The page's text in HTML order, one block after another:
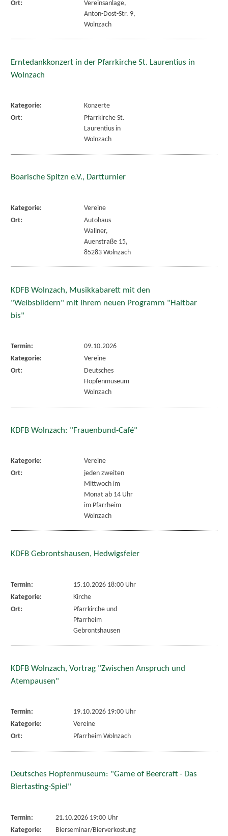
Ort:
Vereinsanlage,
Anton-Dost-Str. 9,
Wolnzach
Erntedankkonzert in der Pfarrkirche St. Laurentius in
Wolnzach
Kategorie:
Konzerte
Ort:
Pfarrkirche St.
Laurentius in
Wolnzach
Boarische Spitzn e.V., Dartturnier
Kategorie:
Vereine
Ort:
Autohaus
Wallner,
Auenstraße 15,
85283 Wolnzach
KDFB Wolnzach, Musikkabarett mit den
"Weibsbildern" mit ihrem neuen Programm "Haltbar
bis"
Termin:
09.10.2026
Kategorie:
Vereine
Ort:
Deutsches
Hopfenmuseum
Wolnzach
KDFB Wolnzach: "Frauenbund-Café"
Kategorie:
Vereine
Ort:
jeden zweiten
Mittwoch im
Monat ab 14 Uhr
im Pfarrheim
Wolnzach
KDFB Gebrontshausen, Hedwigsfeier
Termin:
15.10.2026 18:00 Uhr
Kategorie:
Kirche
Ort:
Pfarrkirche und
Pfarrheim
Gebrontshausen
KDFB Wolnzach, Vortrag "Zwischen Anspruch und
Atempausen"
Termin:
19.10.2026 19:00 Uhr
Kategorie:
Vereine
Ort:
Pfarrheim Wolnzach
Deutsches Hopfenmuseum: "Game of Beercraft - Das
Biertasting-Spiel"
Termin:
21.10.2026 19:00 Uhr
Kategorie:
Bierseminar/Bierverkostung